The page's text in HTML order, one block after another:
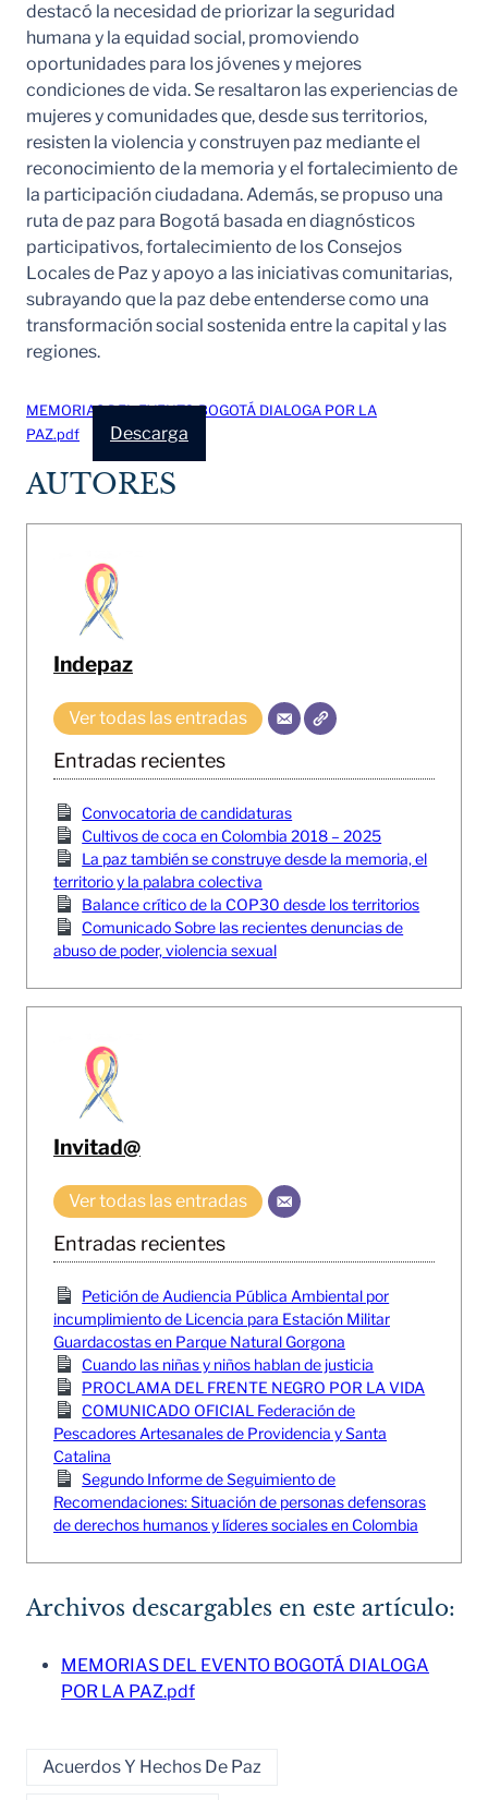
destacó la necesidad de priorizar la seguridad
humana y la equidad social, promoviendo
oportunidades para los jóvenes y mejores
condiciones de vida. Se resaltaron las experiencias de
mujeres y comunidades que, desde sus territorios,
resisten la violencia y construyen paz mediante el
reconocimiento de la memoria y el fortalecimiento de
la participación ciudadana. Además, se propuso una
ruta de paz para Bogotá basada en diagnósticos
participativos, fortalecimiento de los Consejos
Locales de Paz y apoyo a las iniciativas comunitarias,
subrayando que la paz debe entenderse como una
transformación social sostenida entre la capital y las
regiones.
MEMORIAS DEL EVENTO BOGOTÁ DIALOGA POR LA
PAZ.pdf
Descarga
AUTORES
Indepaz
Ver todas las entradas
Entradas recientes
Convocatoria de candidaturas
Cultivos de coca en Colombia 2018 – 2025
La paz también se construye desde la memoria, el
territorio y la palabra colectiva
Balance crítico de la COP30 desde los territorios
Comunicado Sobre las recientes denuncias de
abuso de poder, violencia sexual
Invitad@
Ver todas las entradas
Entradas recientes
Petición de Audiencia Pública Ambiental por
incumplimiento de Licencia para Estación Militar
Guardacostas en Parque Natural Gorgona
Cuando las niñas y niños hablan de justicia
PROCLAMA DEL FRENTE NEGRO POR LA VIDA
COMUNICADO OFICIAL Federación de
Pescadores Artesanales de Providencia y Santa
Catalina
Segundo Informe de Seguimiento de
Recomendaciones: Situación de personas defensoras
de derechos humanos y líderes sociales en Colombia
Archivos descargables en este artículo:
MEMORIAS DEL EVENTO BOGOTÁ DIALOGA
POR LA PAZ.pdf
Acuerdos Y Hechos De Paz